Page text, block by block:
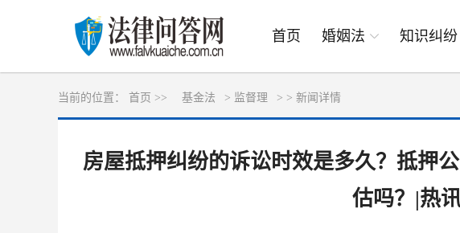
首页 婚姻法 知识纠纷
当前的位置： 首页 >> 基金法 > 监督理 > > 新闻详情
房屋抵押纠纷的诉讼时效是多久？抵押
估吗？|热